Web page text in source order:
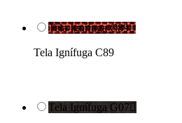
Tela Ignífuga C89
Tela Ignífuga C89
Tela Ignífuga G07